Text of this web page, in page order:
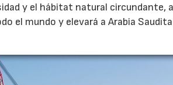
y el hábitat natural circundante,
el mundo y elevará a Arabia